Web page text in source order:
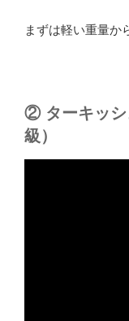
まずは軽い重量か
② ターキッシ
級）